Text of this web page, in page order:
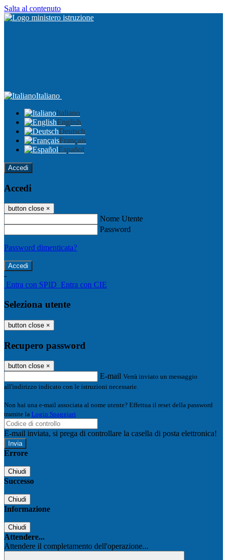
Salta al contenuto
Italiano
Italiano
English
Deutsch
Français
Español
Accedi
Accedi
button close ×
Nome Utente
Password
Password dimenticata?
-
Entra con SPID Entra con CIE
Seleziona utente
button close ×
Recupero password
button close ×
E-mail Verrà inviato un messaggio
all'indirizzo indicato con le istruzioni necessarie.
Non hai una e-mail associata al nome utente? Effettua il reset della password
tramite la Login Spaggiari
E-mail inviata, si prega di controllare la casella di posta elettronica!
Errore
Chiudi
Successo
Chiudi
Informazione
Chiudi
Attendere...
Attendere il completamento dell'operazione...